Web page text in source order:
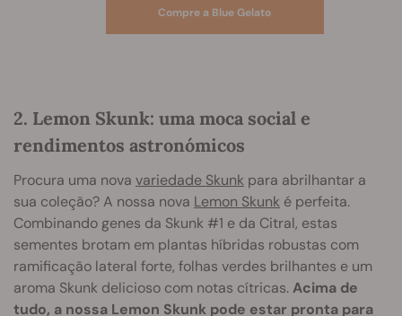
Compre a Blue Gelato
2. Lemon Skunk: uma moca social e
rendimentos astronómicos
Procura uma nova variedade Skunk para abrilhantar a
sua coleção? A nossa nova Lemon Skunk é perfeita.
Combinando genes da Skunk #1 e da Citral, estas
sementes brotam em plantas híbridas robustas com
ramificação lateral forte, folhas verdes brilhantes e um
aroma Skunk delicioso com notas cítricas.Acima de
tudo, a nossa Lemon Skunk pode estar pronta para